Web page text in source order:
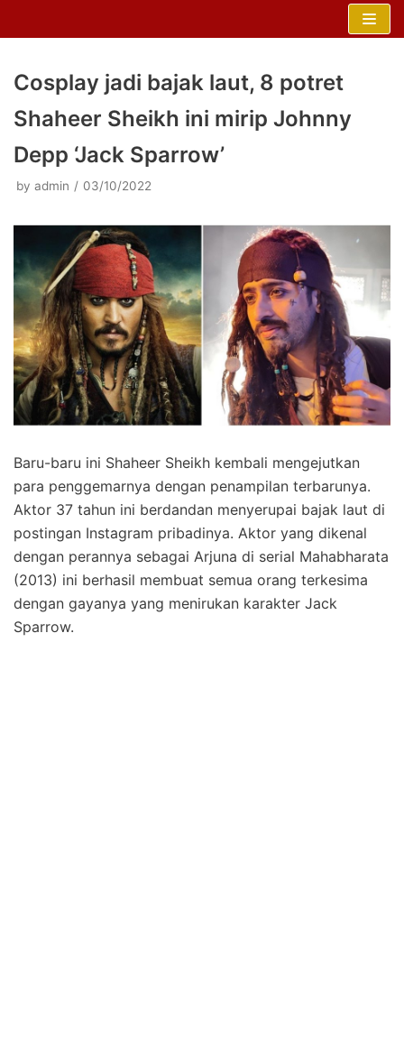
Cosplay jadi bajak laut, 8 potret
Shaheer Sheikh ini mirip Johnny
Depp ‘Jack Sparrow’
by admin 03/10/2022
Baru-baru ini Shaheer Sheikh kembali mengejutkan
para penggemarnya dengan penampilan terbarunya.
Aktor 37 tahun ini berdandan menyerupai bajak laut di
postingan Instagram pribadinya. Aktor yang dikenal
dengan perannya sebagai Arjuna di serial Mahabharata
(2013) ini berhasil membuat semua orang terkesima
dengan gayanya yang menirukan karakter Jack
Sparrow.